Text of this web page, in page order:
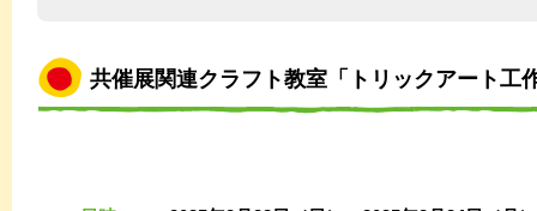
共催展関連クラフト教室「トリックアート工